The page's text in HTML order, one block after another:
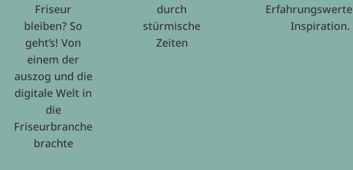
Friseur
bleiben? So
geht’s! Von
einem der
auszog und die
digitale Welt in
die
Friseurbranche
brachte
durch
stürmische
Zeiten
Inspiration.